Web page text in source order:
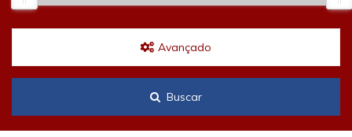
Avançado
Buscar